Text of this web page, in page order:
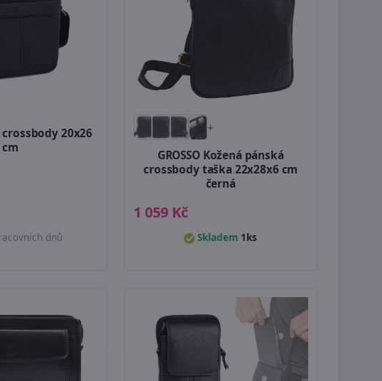
20x26
cm
dnů
+
GROSSO Kožená pánská
crossbody taška 22x28x6 cm
černá
1 059 Kč
Skladem 1ks